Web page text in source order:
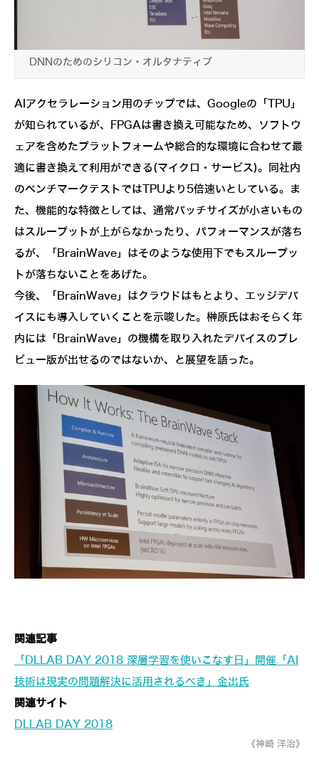
DNNのためのシリコン・オルタナティブ
AIアクセラレーション用のチップでは、Googleの「TPU」
が知られているが、FPGAは書き換え可能なため、ソフトウ
ェアを含めたプラットフォームや総合的な環境に合わせて最
適に書き換えて利用ができる(マイクロ・サービス)。同社内
のベンチマークテストではTPUより5倍速いとしている。ま
た、機能的な特徴としては、通常バッチサイズが小さいもの
はスループットが上がらなかったり、パフォーマンスが落ち
るが、「BrainWave」はそのような使用下でもスループッ
トが落ちないことをあげた。
今後、「BrainWave」はクラウドはもとより、エッジデバ
イスにも導入していくことを示唆した。榊原氏はおそらく年
内には「BrainWave」の機構を取り入れたデバイスのプレ
ビュー版が出せるのではないか、と展望を語った。
関連記事
「DLLAB DAY 2018 深層学習を使いこなす日」開催「AI
技術は現実の問題解決に活用されるべき」金出氏
関連サイト
DLLAB DAY 2018
《神崎 洋治》